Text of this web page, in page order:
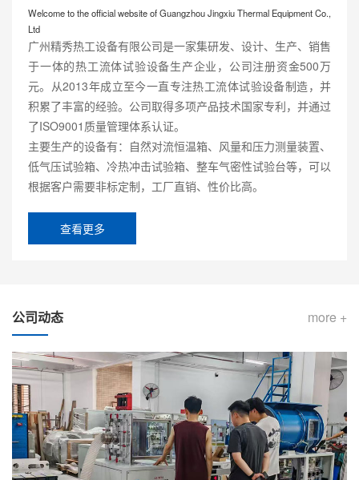
Welcome to the official website of Guangzhou Jingxiu Thermal Equipment Co.,
Ltd
广州精秀热工设备有限公司是一家集研发、设计、生产、销售
于一体的热工流体试验设备生产企业，公司注册资金500万
元。从2013年成立至今一直专注热工流体试验设备制造，并
积累了丰富的经验。公司取得多项产品技术国家专利，并通过
了ISO9001质量管理体系认证。
主要生产的设备有：自然对流恒温箱、风量和压力测量装置、
低气压试验箱、冷热冲击试验箱、整车气密性试验台等，可以
根据客户需要非标定制，工厂直销、性价比高。
查看更多
more +
公司动态